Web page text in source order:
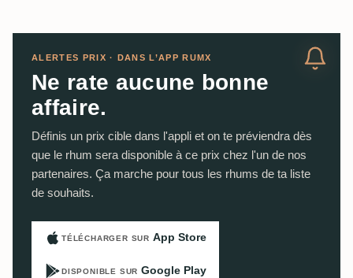
ALERTES PRIX · DANS L’APP RUMX
Ne rate aucune bonne
affaire.
Définis un prix cible dans l'appli et on te préviendra dès
que le rhum sera disponible à ce prix chez l'un de nos
partenaires. Ça marche pour tous les rhums de ta liste
de souhaits.
TÉLÉCHARGER SUR App Store
DISPONIBLE SUR Google Play